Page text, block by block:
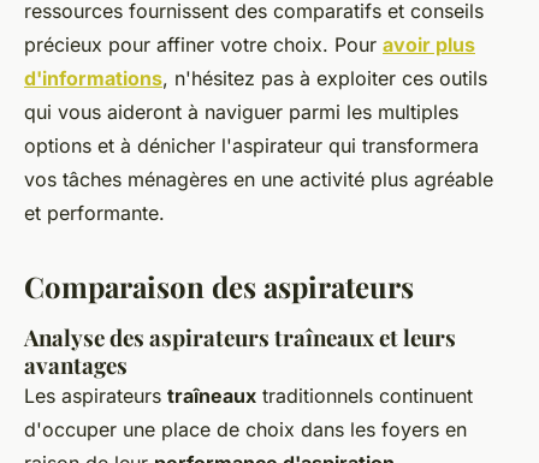
ressources fournissent des comparatifs et conseils
précieux pour affiner votre choix. Pour avoir plus
d'informations, n'hésitez pas à exploiter ces outils
qui vous aideront à naviguer parmi les multiples
options et à dénicher l'aspirateur qui transformera
vos tâches ménagères en une activité plus agréable
et performante.
Comparaison des aspirateurs
Analyse des aspirateurs traîneaux et leurs
avantages
Les aspirateurs traîneaux traditionnels continuent
d'occuper une place de choix dans les foyers en